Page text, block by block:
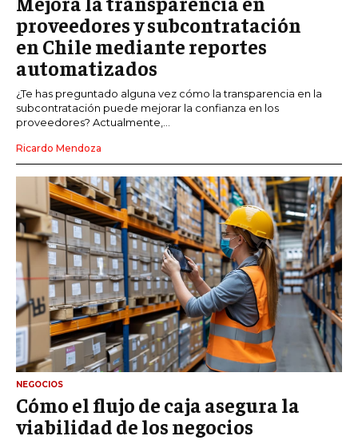
proveedores y subcontratación
en Chile mediante reportes
automatizados
¿Te has preguntado alguna vez cómo la transparencia en la
subcontratación puede mejorar la confianza en los
proveedores? Actualmente,...
Ricardo Mendoza
NEGOCIOS
Cómo el flujo de caja asegura la
viabilidad de los negocios